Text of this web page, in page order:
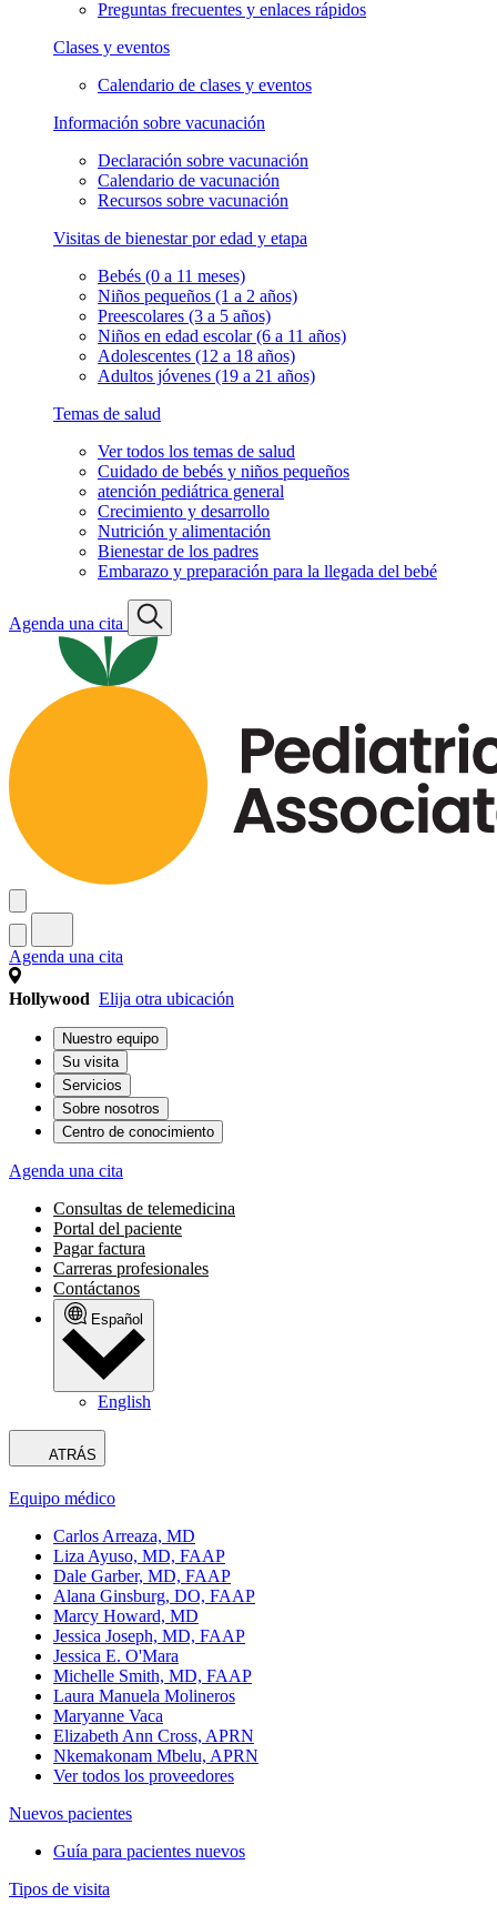
Preguntas frecuentes y enlaces rápidos
Clases y eventos
Calendario de clases y eventos
Información sobre vacunación
Declaración sobre vacunación
Calendario de vacunación
Recursos sobre vacunación
Visitas de bienestar por edad y etapa
Bebés (0 a 11 meses)
Niños pequeños (1 a 2 años)
Preescolares (3 a 5 años)
Niños en edad escolar (6 a 11 años)
Adolescentes (12 a 18 años)
Adultos jóvenes (19 a 21 años)
Temas de salud
Ver todos los temas de salud
Cuidado de bebés y niños pequeños
atención pediátrica general
Crecimiento y desarrollo
Nutrición y alimentación
Bienestar de los padres
Embarazo y preparación para la llegada del bebé
Agenda una cita
Agenda una cita
Hollywood Elija otra ubicación
Nuestro equipo
Su visita
Servicios
Sobre nosotros
Centro de conocimiento
Agenda una cita
Consultas de telemedicina
Portal del paciente
Pagar factura
Carreras profesionales
Contáctanos
Español
English
ATRÁS
Equipo médico
Carlos Arreaza, MD
Liza Ayuso, MD, FAAP
Dale Garber, MD, FAAP
Alana Ginsburg, DO, FAAP
Marcy Howard, MD
Jessica Joseph, MD, FAAP
Jessica E. O'Mara
Michelle Smith, MD, FAAP
Laura Manuela Molineros
Maryanne Vaca
Elizabeth Ann Cross, APRN
Nkemakonam Mbelu, APRN
Ver todos los proveedores
Nuevos pacientes
Guía para pacientes nuevos
Tipos de visita